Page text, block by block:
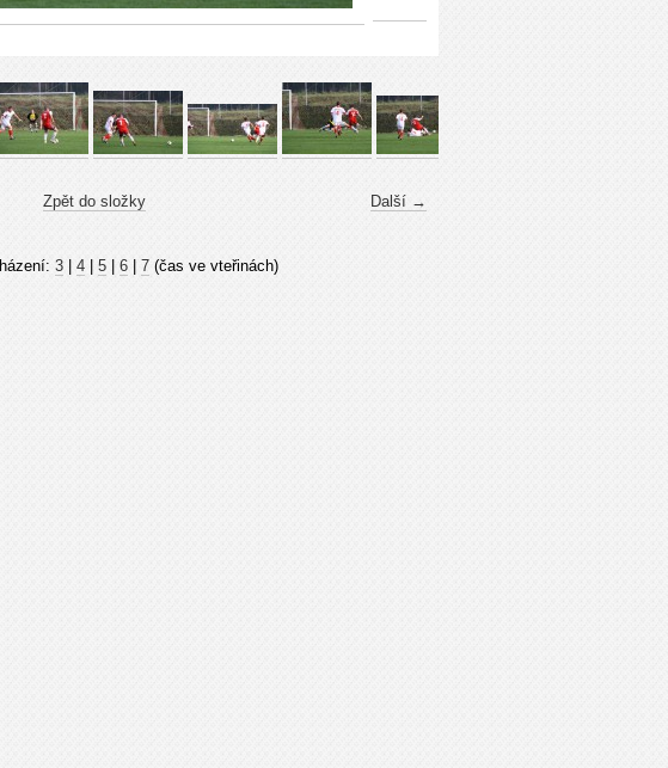
Další →
Zpět do složky
3| 4| 5| 6| 7(čas ve vteřinách)